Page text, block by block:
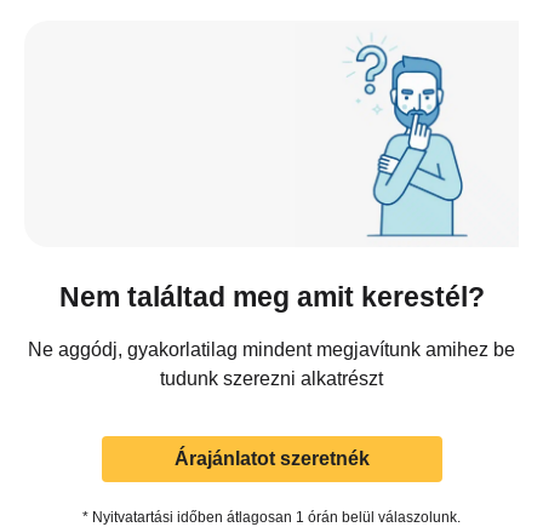
Nem találtad meg amit kerestél?
Ne aggódj, gyakorlatilag mindent megjavítunk amihez be
tudunk szerezni alkatrészt
Árajánlatot szeretnék
* Nyitvatartási időben átlagosan 1 órán belül válaszolunk.